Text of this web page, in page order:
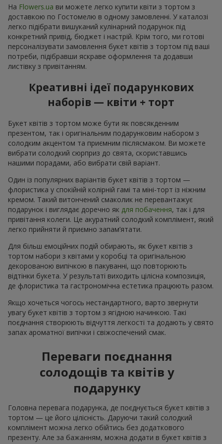
На Flowers.ua ви можете легко купити квіти з тортом з
доставкою по Гостомелю в одному замовленні. У каталозі
легко підібрати вишуканий кулінарний подарунок під
конкретний привід, бюджет і настрій. Крім того, ми готові
персоналізувати замовлення букет квітів з тортом під ваші
потреби, підібравши яскраве оформлення та додавши
листівку з привітанням.
Креативні ідеї подарункових
наборів — квіти + торт
Букет квітів з тортом може бути як повсякденним
презентом, так і оригінальним подарунковим набором з
солодким акцентом та приємним післясмаком. Ви можете
вибрати солодкий сюрприз до свята, скориставшись
нашими порадами, або вибрати свій варіант.
Один із популярних варіантів букет квітів з тортом —
флористика у спокійній колірній гамі та міні-торт із ніжним
кремом. Такий витончений смаколик не перевантажує
подарунок і виглядає доречно як для побачення, так і для
привітання колеги. Це акуратний солодкий комплімент, який
легко прийняти й приємно запам’ятати.
Для більш емоційних подій обирають, як букет квітів з
тортом набори з квітами у коробці та оригінальною
декорованою випічкою в пакуванні, що повторюють
відтінки букета. У результаті виходить цілісна композиція,
де флористика та гастрономічна естетика працюють разом.
Якщо хочеться чогось нестандартного, варто звернути
увагу букет квітів з тортом з ягідною начинкою. Такі
поєднання створюють відчуття легкості та додають у свято
запах ароматної випічки і свіжоспечений смак.
Переваги поєднання
солодощів та квітів у
подарунку
Головна перевага подарунка, де поєднується букет квітів з
тортом — це його цілісність. Даруючи такий солодкий
комплімент можна легко обійтись без додаткового
презенту. Але за бажанням, можна додати в букет квітів з